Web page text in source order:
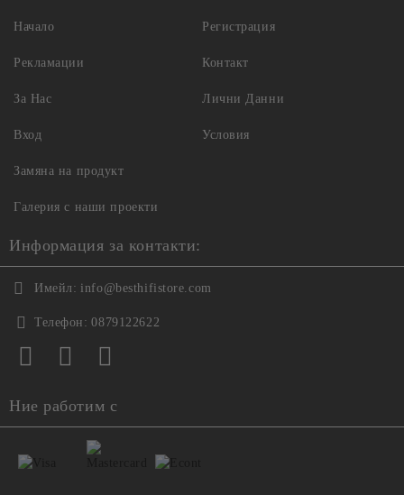
Начало
Рекламации
За Нас
Вход
Регистрация
Контакт
Лични Данни
Условия
Замяна на продукт
Галерия с наши проекти
Информация за контакти:
Имейл: info@besthifistore.com
Телефон: 0879122622
Ние работим с